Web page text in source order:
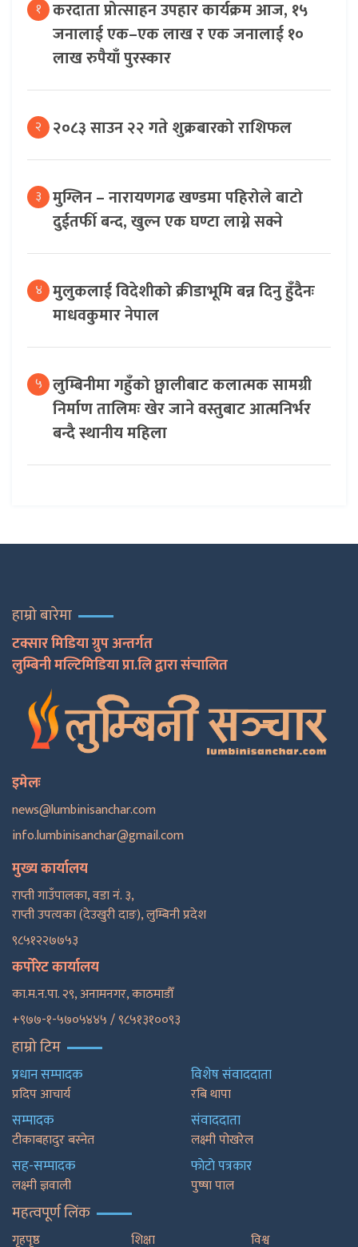
१ करदाता प्रोत्साहन उपहार कार्यक्रम आज, १५
जनालाई एक–एक लाख र एक जनालाई १०
लाख रुपैयाँ पुरस्कार
२ २०८३ साउन २२ गते शुक्रबारको राशिफल
३ मुग्लिन – नारायणगढ खण्डमा पहिरोले बाटो
दुईतर्फी बन्द, खुल्न एक घण्टा लाग्ने सक्ने
४ मुलुकलाई विदेशीको क्रीडाभूमि बन्न दिनु हुँदैनः
माधवकुमार नेपाल
५ लुम्बिनीमा गहुँको छ्वालीबाट कलात्मक सामग्री
निर्माण तालिमः खेर जाने वस्तुबाट आत्मनिर्भर
बन्दै स्थानीय महिला
हाम्रो बारेमा
टक्सार मिडिया ग्रुप अन्तर्गत
लुम्बिनी मल्टिमिडिया प्रा.लि द्वारा संचालित
इमेलः
news@lumbinisanchar.com
info.lumbinisanchar@gmail.com
मुख्य कार्यालय
राप्ती गाउँपालका, वडा नं. ३,
राप्ती उपत्यका (देउखुरी दाङ), लुम्बिनी प्रदेश
९८५१२२७७५३
कर्पोरेट कार्यालय
का.म.न.पा. २९, अनामनगर, काठमाडाैँ
+९७७-१-५७०५४४५ / ९८५१३१००९३
हाम्रो टिम
प्रधान सम्पादक
प्रदिप आचार्य
सम्पादक
टीकाबहादुर बस्नेत
सह-सम्पादक
लक्ष्मी ज्ञवाली
विशेष संवाददाता
रबि थापा
संवाददाता
लक्ष्मी पोखरेल
फाेटाे पत्रकार
पुष्षा पाल
महत्वपूर्ण लिंक
गृहपृष्ठ शिक्षा विश्व